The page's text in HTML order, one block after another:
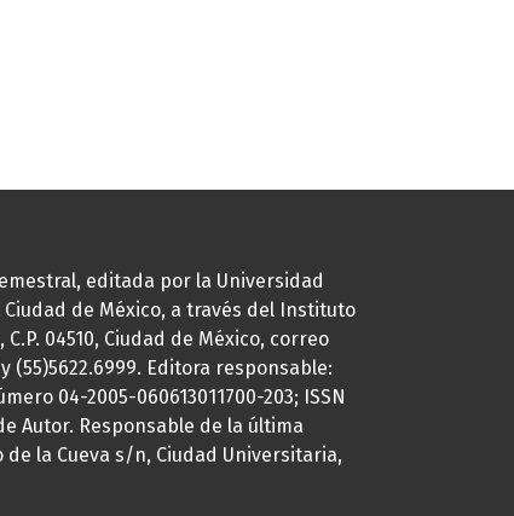
editada por la Universidad
Ciudad de México, a través del Instituto
04510, Ciudad de México, correo
(55)5622.6999. Editora responsable:
04-2005-060613011700-203; ISSN
Autor. Responsable de la última
la Cueva s/n, Ciudad Universitaria,